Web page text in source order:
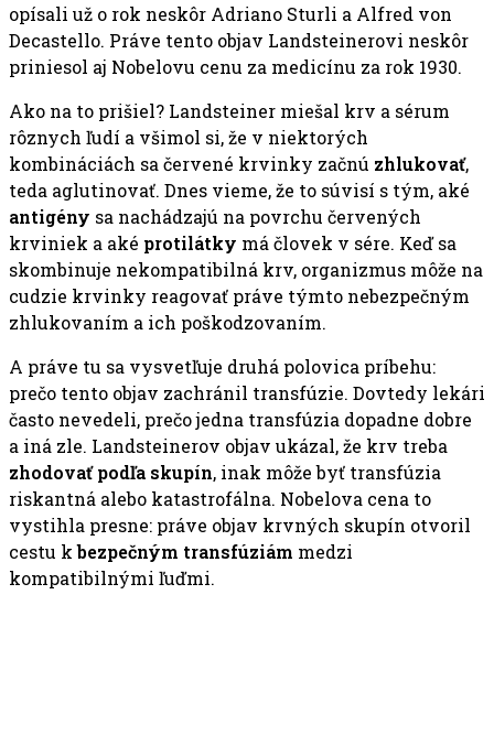
opísali už o rok neskôr Adriano Sturli a Alfred von
Decastello. Práve tento objav Landsteinerovi neskôr
priniesol aj Nobelovu cenu za medicínu za rok 1930.
Ako na to prišiel? Landsteiner miešal krv a sérum
rôznych ľudí a všimol si, že v niektorých
kombináciách sa červené krvinky začnú zhlukovať,
teda aglutinovať. Dnes vieme, že to súvisí s tým, aké
antigény sa nachádzajú na povrchu červených
krviniek a aké protilátky má človek v sére. Keď sa
skombinuje nekompatibilná krv, organizmus môže na
cudzie krvinky reagovať práve týmto nebezpečným
zhlukovaním a ich poškodzovaním.
A práve tu sa vysvetľuje druhá polovica príbehu:
prečo tento objav zachránil transfúzie. Dovtedy lekári
často nevedeli, prečo jedna transfúzia dopadne dobre
a iná zle. Landsteinerov objav ukázal, že krv treba
zhodovať podľa skupín, inak môže byť transfúzia
riskantná alebo katastrofálna. Nobelova cena to
vystihla presne: práve objav krvných skupín otvoril
cestu kbezpečným transfúziám medzi
kompatibilnými ľuďmi.